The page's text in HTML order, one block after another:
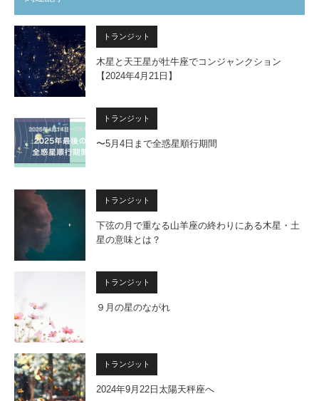
トランジット
木星と天王星が牡牛座でコンジャンクション
【2024年4月21日】
トランジット
〜5月4日まで全惑星順行期間
トランジット
下弦の月で重なる山羊座の終わりにある木星・土
星の意味とは？
トランジット
９月の星のながれ
トランジット
2024年9月22日太陽天秤座へ